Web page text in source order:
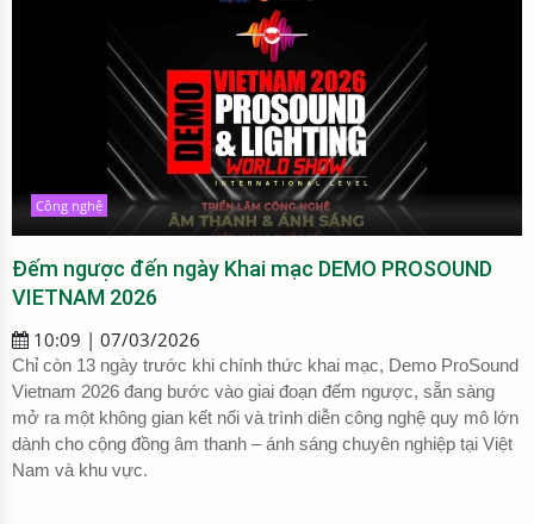
Công nghệ
Đếm ngược đến ngày Khai mạc DEMO PROSOUND
VIETNAM 2026
10:09 | 07/03/2026
Chỉ còn 13 ngày trước khi chính thức khai mạc, Demo ProSound
Vietnam 2026 đang bước vào giai đoạn đếm ngược, sẵn sàng
mở ra một không gian kết nối và trình diễn công nghệ quy mô lớn
dành cho cộng đồng âm thanh – ánh sáng chuyên nghiệp tại Việt
Nam và khu vực.